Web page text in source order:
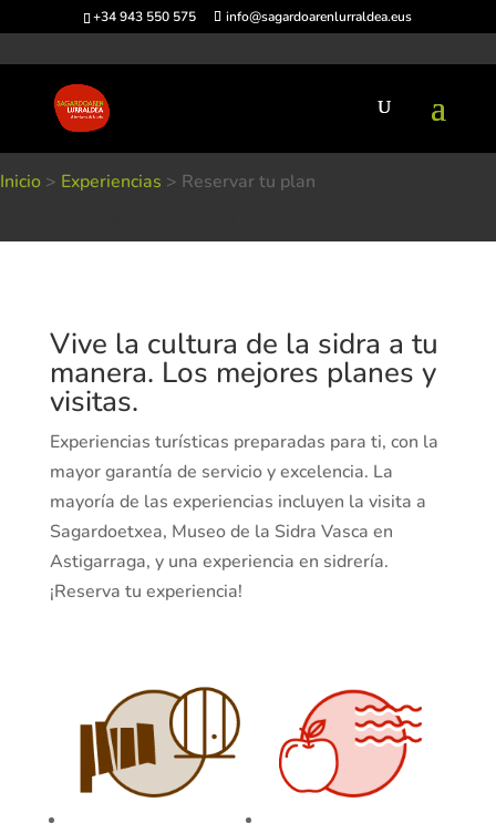
+34 943 550 575 info@sagardoarenlurraldea.eus
Inicio > Experiencias > Reservar tu plan
Vive la cultura de la sidra a tu
manera. Los mejores planes y
visitas.
Experiencias turísticas preparadas para ti, con la
mayor garantía de servicio y excelencia. La
mayoría de las experiencias incluyen la visita a
Sagardoetxea, Museo de la Sidra Vasca en
Astigarraga, y una experiencia en sidrería.
¡Reserva tu experiencia!